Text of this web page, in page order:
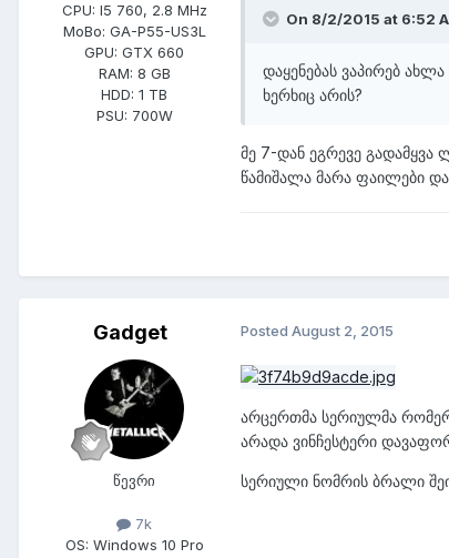
CPU: I5 760, 2.8 MHz
MoBo: GA-P55-US3L
GPU: GTX 660
RAM: 8 GB
HDD: 1 TB
PSU: 700W
On 8/2/2015 at 6:52
დაყენებას ვაპირებ
ხერხიც არის?
მე 7-დან ეგრევე გადამყვა
წამიშალა მარა ფაილები
Gadget
წევრი
7k
OS: Windows 10 Pro
Posted August 2, 2015
არცერთმა სერიულმა
არადა ვინჩესტერი
სერიული ნომრის ბრალი